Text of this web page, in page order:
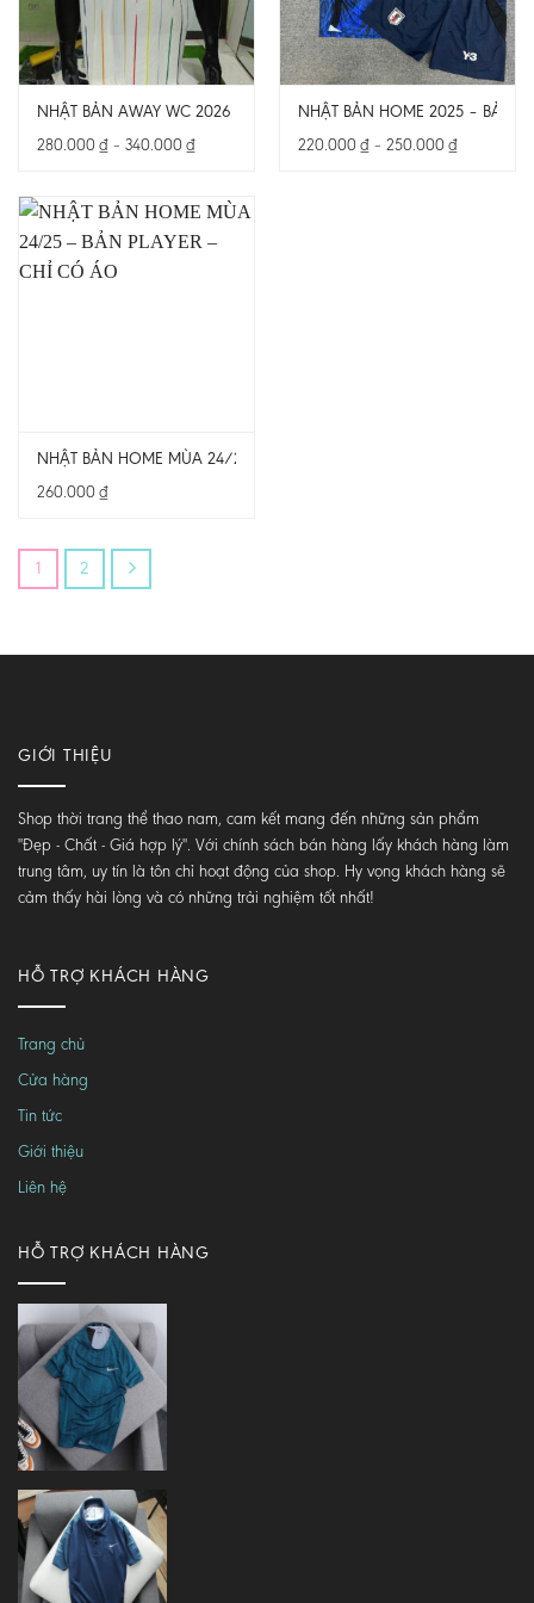
NHẬT BẢN AWAY WC 2026 – BẢN PLAYER – CHỈ CÓ ÁO
280.000₫ – 340.000₫Khoảng
giá:
đến
340.000 ₫
NHẬT BẢN HOME 2025 – BẢN
220.000₫ – 250.000₫Khoảng
giá:
NHẬT BẢN HOME MÙA 24/25 – BẢN PLAYER – CHỈ CÓ ÁO
260.000₫
1 2
GIỚI THIỆU
Shop thời trang thể thao nam, cam kết mang đến những sản phẩm
"Đẹp - Chất - Giá hợp lý". Với chính sách bán hàng lấy khách hàng làm
trung tâm, uy tín là tôn chỉ hoạt động của shop. Hy vọng khách hàng sẽ
cảm thấy hài lòng và có những trải nghiệm tốt nhất!
HỖ TRỢ KHÁCH HÀNG
Trang chủ
Cửa hàng
Tin tức
Giới thiệu
Liên hệ
HỖ TRỢ KHÁCH HÀNG